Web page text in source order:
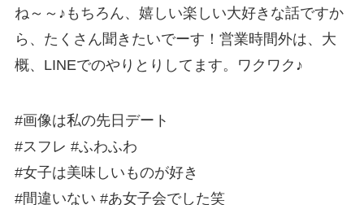
ね～～♪もちろん、嬉しい楽しい大好きな話ですか
ら、たくさん聞きたいでーす！営業時間外は、大
概、LINEでのやりとりしてます。ワクワク♪
#画像は私の先日デート
#スフレ #ふわふわ
#女子は美味しいものが好き
#間違いない #あ女子会でした笑